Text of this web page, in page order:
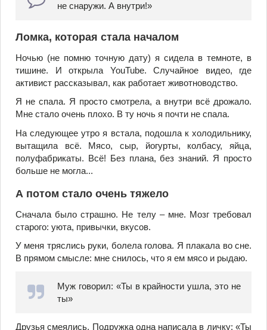
не снаружи. А внутри!»
Ломка, которая стала началом
Ночью (не помню точную дату) я сидела в темноте, в
тишине. И открыла YouTube. Случайное видео, где
активист рассказывал, как работает животноводство.
Я не спала. Я просто смотрела, а внутри всё дрожало.
Мне стало очень плохо. В ту ночь я почти не спала.
На следующее утро я встала, подошла к холодильнику,
вытащила всё. Мясо, сыр, йогурты, колбасу, яйца,
полуфабрикаты. Всё! Без плана, без знаний. Я просто
больше не могла...
А потом стало очень тяжело
Сначала было страшно. Не телу – мне. Мозг требовал
старого: уюта, привычки, вкусов.
У меня тряслись руки, болела голова. Я плакала во сне.
В прямом смысле: мне снилось, что я ем мясо и рыдаю.
Муж говорил: «Ты в крайности ушла, это не
ты»
Друзья смеялись. Подружка одна написала в личку: «Ты